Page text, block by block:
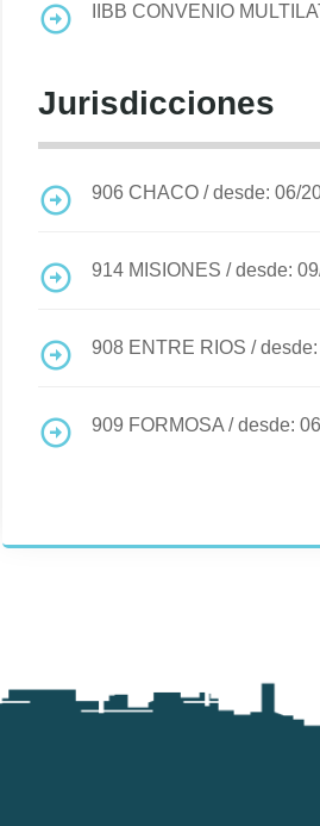
IIBB CONVENIO
Jurisdicciones
906 CHACO /desde: 06/
914 MISIONES /desde:
908 ENTRE RIOS /
909 FORMOSA /desde: